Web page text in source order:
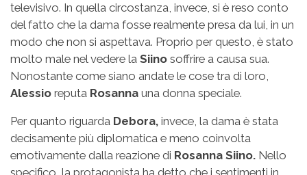
televisivo. In quella circostanza, invece, si è reso conto
del fatto che la dama fosse realmente presa da lui, in un
modo che non si aspettava. Proprio per questo, è stato
molto male nel vedere la Siino soffrire a causa sua.
Nonostante come siano andate le cose tra di loro,
Alessio reputa Rosanna una donna speciale.
Per quanto riguarda Debora, invece, la dama è stata
decisamente più diplomatica e meno coinvolta
emotivamente dalla reazione di Rosanna Siino. Nello